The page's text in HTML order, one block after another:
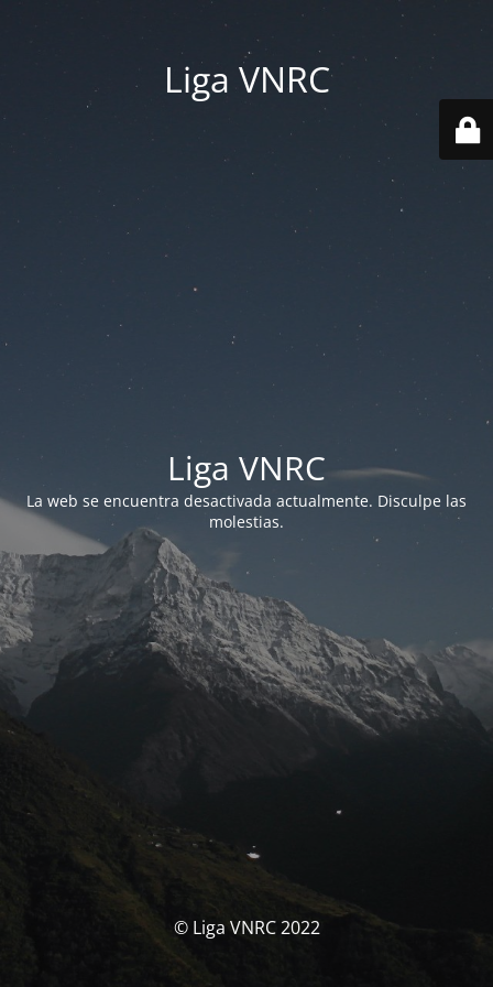
Liga VNRC
Liga VNRC
La web se encuentra desactivada actualmente. Disculpe las
molestias.
© Liga VNRC 2022